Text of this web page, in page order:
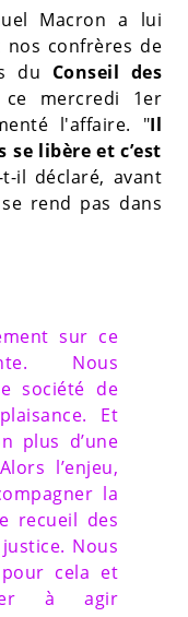
Macron a lui
nos confrères de
du Conseil des
mercredi 1er
l'affaire. "Il
libère et c’est
t-il déclaré, avant
rend pas dans
sur ce
Nous
société de
Et
plus d’une
l’enjeu,
la
recueil des
Nous
cela et
à agir